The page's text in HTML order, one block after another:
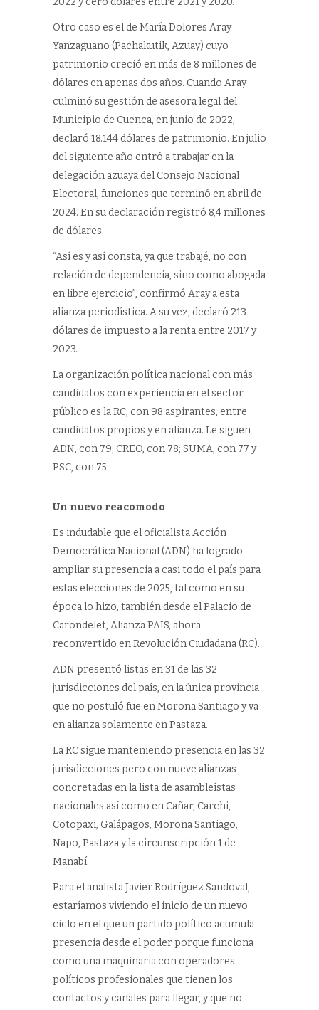
Otro caso es el de María Dolores Aray
Yanzaguano (Pachakutik, Azuay) cuyo
patrimonio creció en más de 8 millones de
dólares en apenas dos años. Cuando Aray
culminó su gestión de asesora legal del
Municipio de Cuenca, en junio de 2022,
declaró 18.144 dólares de patrimonio. En julio
del siguiente año entró a trabajar en la
delegación azuaya del Consejo Nacional
Electoral, funciones que terminó en abril de
2024. En su declaración registró 8,4 millones
de dólares.
“Así es y así consta, ya que trabajé, no con
relación de dependencia, sino como abogada
en libre ejercicio”, confirmó Aray a esta
alianza periodística. A su vez, declaró 213
dólares de impuesto a la renta entre 2017 y
2023.
La organización política nacional con más
candidatos con experiencia en el sector
público es la RC, con 98 aspirantes, entre
candidatos propios y en alianza. Le siguen
ADN, con 79; CREO, con 78; SUMA, con 77 y
PSC, con 75.
Un nuevo reacomodo
Es indudable que el oficialista Acción
Democrática Nacional (ADN) ha logrado
ampliar su presencia a casi todo el país para
estas elecciones de 2025, tal como en su
época lo hizo, también desde el Palacio de
Carondelet, Alianza PAIS, ahora
reconvertido en Revolución Ciudadana (RC).
ADN presentó listas en 31 de las 32
jurisdicciones del país, en la única provincia
que no postuló fue en Morona Santiago y va
en alianza solamente en Pastaza.
La RC sigue manteniendo presencia en las 32
jurisdicciones pero con nueve alianzas
concretadas en la lista de asambleístas
nacionales así como en Cañar, Carchi,
Cotopaxi, Galápagos, Morona Santiago,
Napo, Pastaza y la circunscripción 1 de
Manabí.
Para el analista Javier Rodríguez Sandoval,
estaríamos viviendo el inicio de un nuevo
ciclo en el que un partido político acumula
presencia desde el poder porque funciona
como una maquinaria con operadores
políticos profesionales que tienen los
contactos y canales para llegar, y que no